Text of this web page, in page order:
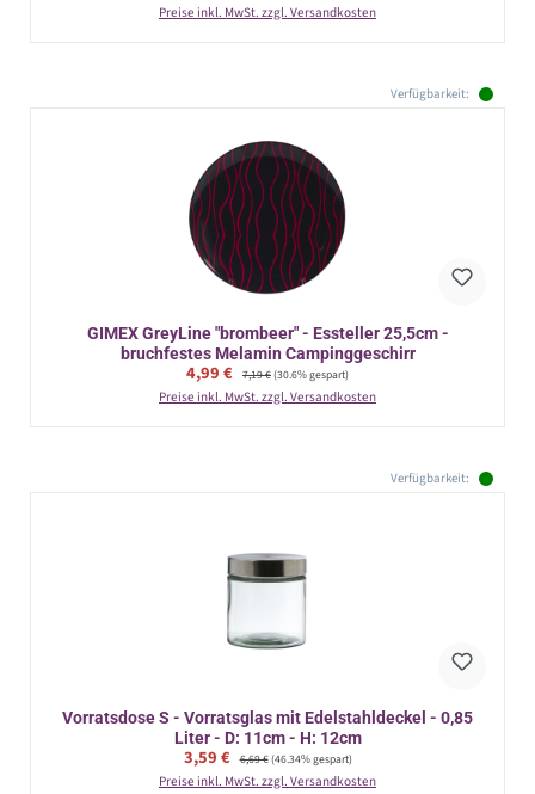
Preise inkl. MwSt. zzgl. Versandkosten
Verfügbarkeit:
GIMEX GreyLine "brombeer" - Essteller 25,5cm -
bruchfestes Melamin Campinggeschirr
Verkaufspreis:
4,99 € Regulärer Preis:
7,19 €(30.6% gespart)
Preise inkl. MwSt. zzgl. Versandkosten
Verfügbarkeit:
Vorratsdose S - Vorratsglas mit Edelstahldeckel - 0,85
Liter - D: 11cm - H: 12cm
Verkaufspreis:
3,59 € Regulärer Preis:
6,69 €(46.34% gespart)
Preise inkl. MwSt. zzgl. Versandkosten